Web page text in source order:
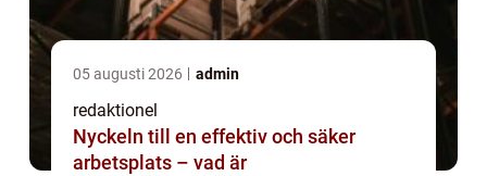
05 augusti 2026 admin
redaktionel
Nyckeln till en effektiv och säker
arbetsplats – vad är